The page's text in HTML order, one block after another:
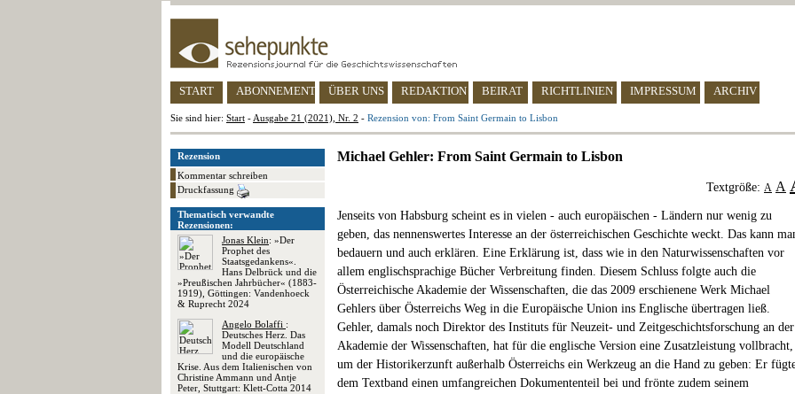
START ABONNEMENT ÜBER UNS REDAKTION BEIRAT RICHTLINIEN IMPRESSUM ARCHIV
Sie sind hier: Start - Ausgabe 21 (2021), Nr. 2 - Rezension von: From Saint Germain to Lisbon
Rezension
Kommentar schreiben
Druckfassung
Thematisch verwandte
Rezensionen:
Jonas Klein: »Der
Prophet des
Staatsgedankens«.
Hans Delbrück und die
»Preußischen Jahrbücher« (1883-
1919), Göttingen: Vandenhoeck
& Ruprecht 2024
Angelo Bolaffi :
Deutsches Herz. Das
Modell Deutschland
und die europäische
Krise. Aus dem Italienischen von
Christine Ammann und Antje
Peter, Stuttgart: Klett-Cotta 2014
Michael Gehler: From Saint Germain to Lisbon
Textgröße: A A
Jenseits von Habsburg scheint es in vielen - auch europäischen - Ländern nur wenig zu
geben, das nennenswertes Interesse an der österreichischen Geschichte weckt. Das kann
bedauern und auch erklären. Eine Erklärung ist, dass wie in den Naturwissenschaften vor
allem englischsprachige Bücher Verbreitung finden. Diesem Schluss folgte auch die
Österreichische Akademie der Wissenschaften, die das 2009 erschienene Werk Michael
Gehlers über Österreichs Weg in die Europäische Union ins Englische übertragen ließ.
Gehler, damals noch Direktor des Instituts für Neuzeit- und Zeitgeschichtsforschung an der
Akademie der Wissenschaften, hat für die englische Version eine Zusatzleistung vollbracht,
um der Historikerzunft außerhalb Österreichs ein Werkzeug an die Hand zu geben: Er
dem Textband einen umfangreichen Dokumententeil bei und frönte zudem seinem